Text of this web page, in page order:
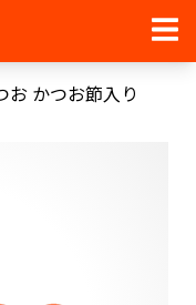
お かつお節入り